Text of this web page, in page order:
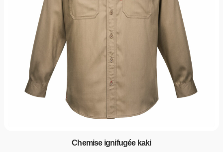
Chemise ignifugée kaki